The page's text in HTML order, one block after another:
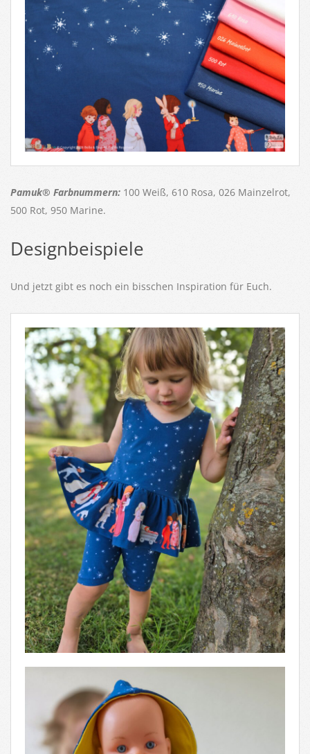
Pamuk® Farbnummern: 100 Weiß, 610 Rosa, 026 Mainzelrot,
500 Rot, 950 Marine.
Designbeispiele
Und jetzt gibt es noch ein bisschen Inspiration für Euch.